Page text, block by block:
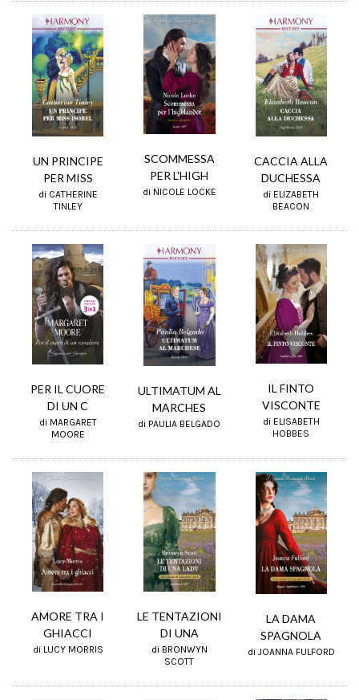
UN PRINCIPE
PER MISS
di CATHERINE
TINLEY
SCOMMESSA
PER L'HIGH
di NICOLE LOCKE
CACCIA ALLA
DUCHESSA
di ELIZABETH
BEACON
PER IL CUORE
DI UN C
di MARGARET
MOORE
ULTIMATUM AL
MARCHES
di PAULIA BELGADO
IL FINTO
VISCONTE
di ELISABETH
HOBBES
AMORE TRA I
GHIACCI
di LUCY MORRIS
LE TENTAZIONI
DI UNA
di BRONWYN
SCOTT
LA DAMA
SPAGNOLA
di JOANNA FULFORD